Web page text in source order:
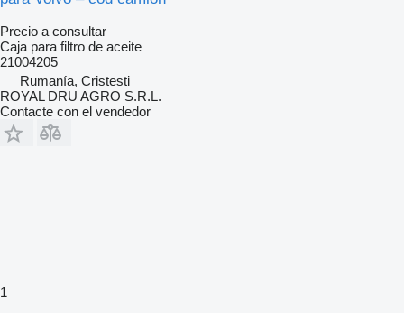
Precio a consultar
Caja para filtro de aceite
21004205
Rumanía, Cristesti
ROYAL DRU AGRO S.R.L.
Contacte con el vendedor
1